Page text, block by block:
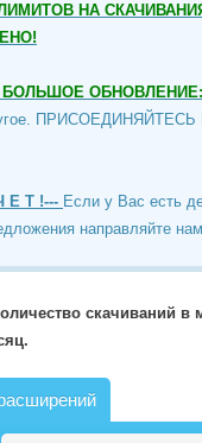
НА
БОЛЬШОЕ ОБНОВЛЕНИЕ:
Е Т !--- Если у Вас есть
направляйте